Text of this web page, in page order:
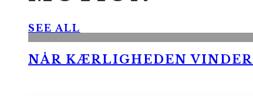
SEE ALL
NÅR KÆRLIGHEDEN VINDER